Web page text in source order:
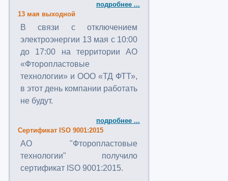
подробнее ...
13 мая выходной
В связи с отключением
электроэнергии 13 мая с 10:00
до 17:00 на территории АО
«Фторопластовые
технологии» и ООО «ТД ФТТ»,
в этот день компании работать
не будут.
подробнее ...
Сертификат ISO 9001:2015
АО "Фторопластовые
технологии" получило
сертификат ISO 9001:2015.